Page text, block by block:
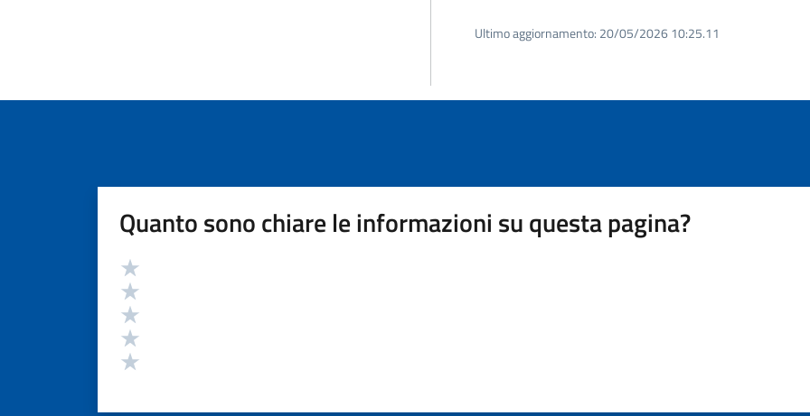
Ultimo aggiornamento: 20/05/2026 10:25.11
Quanto sono chiare le informazioni su questa pagina?
Valutazione